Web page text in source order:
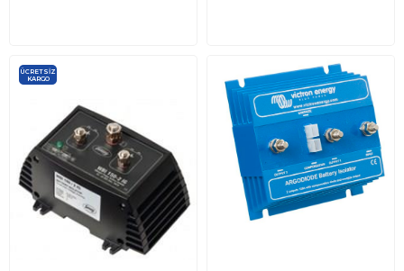
ÜCRETSIZ
KARGO